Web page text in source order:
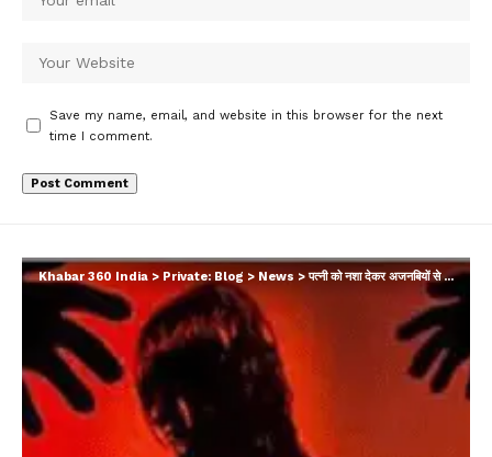
Save my name, email, and website in this browser for the next
time I comment.
Khabar 360 India > Private: Blog > News >पत्नी को नशा देकर अजनबियों से रेप करवाता था पति, बलात्कारियों में पत्रकार भी शामिल; 10 साल तक हुई दरिंदगी…